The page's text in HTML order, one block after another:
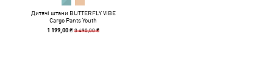
Дитячі штани BUTTERFLY VIBE
Cargo Pants Youth
1 199,00 ₴3 490,00 ₴